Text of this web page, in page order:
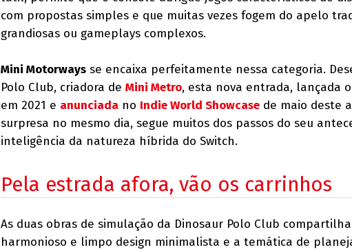
com propostas simples e que muitas vezes fogem do apelo
grandiosas ou gameplays complexos.
Mini Motorways se encaixa perfeitamente nessa categoria.
Polo Club, criadora de Mini Metro, esta nova entrada, lançada
em 2021 e anunciada no Indie World Showcase de maio deste
surpresa no mesmo dia, segue muitos dos passos do seu
inteligência da natureza híbrida do Switch.
Pela estrada afora, vão os carrinhos
As duas obras de simulação da Dinosaur Polo Club
harmonioso e limpo design minimalista e a temática de